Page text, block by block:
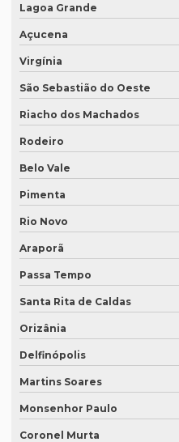
Qual é o valor de um artigo
Quando eu preciso de uma
Quanto custa a diária tradução
Quanto custa a diária de um
Quanto custa para fazer uma
Quanto custa tradução
Quanto custa tradução
Quanto custa tradução
Quanto custa tradução para o
Quanto custa tradução por
Quanto custa a tradução de
Quanto custa traduzir para
Quanto custa traduzir
Quanto custa traduzir um livro
Lagoa Grande
Açucena
Virgínia
São Sebastião do Oeste
Riacho dos Machados
Rodeiro
Belo Vale
Pimenta
Rio Novo
Araporã
Passa Tempo
Santa Rita de Caldas
Orizânia
Delfinópolis
Martins Soares
Monsenhor Paulo
Coronel Murta